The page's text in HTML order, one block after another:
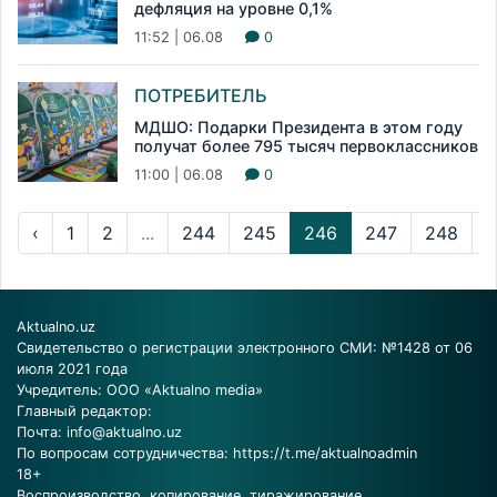
дефляция на уровне 0,1%
11:52 | 06.08 0
ПОТРЕБИТЕЛЬ
МДШО: Подарки Президента в этом году
получат более 795 тысяч первоклассников
11:00 | 06.08 0
‹ 1 2 ... 244 245 246 247 248
Aktualno.uz
Свидетельство о регистрации электронного СМИ: №1428 от 06
июля 2021 года
Учредитель: ООО «Aktualno media»
Главный редактор:
Почта: info@aktualno.uz
По вопросам сотрудничества: https://t.me/aktualnoadmin
18+